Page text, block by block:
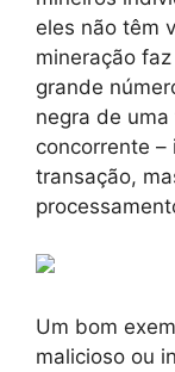
eles não têm
mineração
grande
negra de
concorrente
transação,
Um bom
malicioso ou